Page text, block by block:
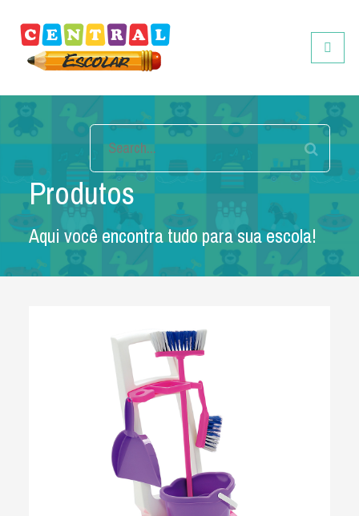
Produtos
Aqui você encontra tudo para sua escola!